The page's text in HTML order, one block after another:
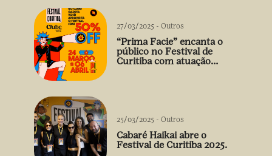
27/03/2025 - Outros
“Prima Facie” encanta o
público no Festival de
Curitiba com atuação
25/03/2025 - Outros
Cabaré Haikai abre o
Festival de Curitiba 2025.